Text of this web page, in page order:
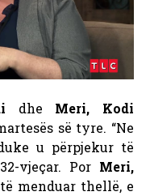
dhe Meri, Kodi
së tyre. “Ne
u përpjekur të
vjeçar. Por Meri,
menduar thellë, e